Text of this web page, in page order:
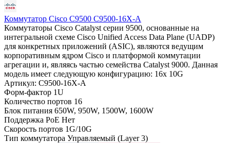
Коммутатор Cisco C9500 C9500-16X-A
Коммутаторы Cisco Catalyst серии 9500, основанные на
интегральной схеме Cisco Unified Access Data Plane (UADP)
для конкретных приложений (ASIC), являются ведущим
корпоративным ядром Cisco и платформой коммутации
агрегации и, являясь частью семейства Catalyst 9000. Данная
модель имеет следующую конфигурацию: 16x 10G
Артикул: C9500-16X-A
Форм-фактор 1U
Количество портов 16
Блок питания 650W, 950W, 1500W, 1600W
Поддержка PoE Нет
Скорость портов 1G/10G
Тип коммутатора Управляемый (Layer 3)